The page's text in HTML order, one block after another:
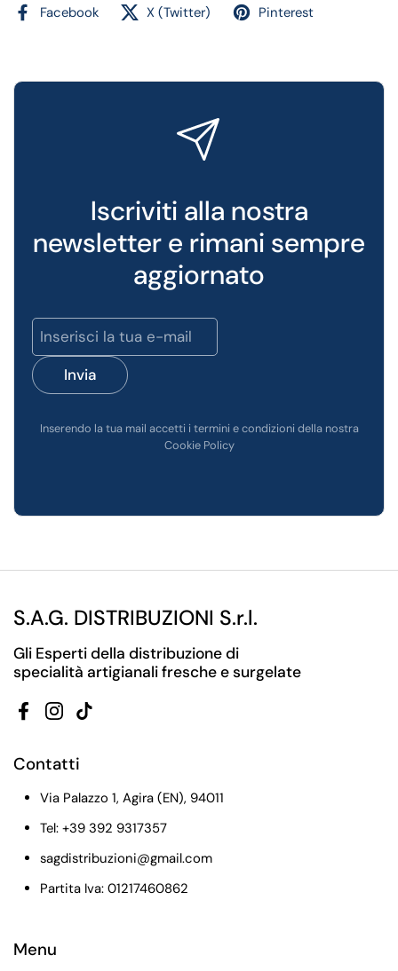
Facebook X (Twitter) Pinterest
Iscriviti alla nostra
newsletter e rimani sempre
aggiornato
Invia
Inserendo la tua mail accetti i termini e condizioni della nostra
Cookie Policy
S.A.G. DISTRIBUZIONI S.r.l.
Gli Esperti della distribuzione di
specialità artigianali fresche e surgelate
Facebook
Instagram
TikTok
Contatti
Via Palazzo 1, Agira (EN), 94011
Tel: +39 392 9317357
sagdistribuzioni@gmail.com
Partita Iva: 01217460862
Menu